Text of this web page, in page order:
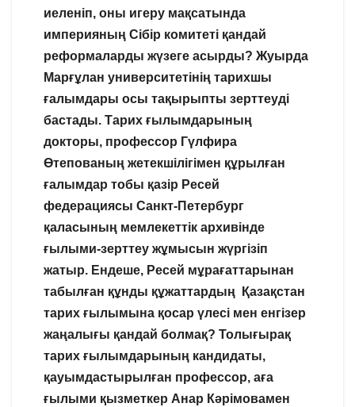
иеленіп, оны игеру мақсатында
империяның Сібір комитеті қандай
реформаларды жүзеге асырды? Жуырда
Марғұлан университетінің тарихшы
ғалымдары осы тақырыпты зерттеуді
бастады. Тарих ғылымдарының
докторы, профессор Гүлфира
Өтепованың жетекшілігімен құрылған
ғалымдар тобы қазір Ресей
федерациясы Санкт-Петербург
қаласының мемлекеттік архивінде
ғылыми-зерттеу жұмысын жүргізіп
жатыр. Ендеше, Ресей мұрағаттарынан
табылған құнды құжаттардың Қазақстан
тарих ғылымына қосар үлесі мен енгізер
жаңалығы қандай болмақ? Толығырақ
тарих ғылымдарының кандидаты,
қауымдастырылған профессор, аға
ғылыми қызметкер Анар Кәрімовамен